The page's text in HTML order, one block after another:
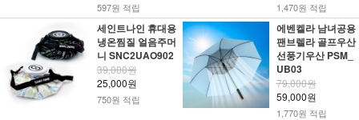
597원 적립 1,470원 적립
세인트나인 휴대용
냉온찜질 얼음주머
니 SNC2UAO902
39,000원
25,000원
750원 적립
에벤켈라 남녀공용
팬브렐라 골프우산
선풍기우산 PSM_
UB03
79,000원
59,000원
1,770원 적립